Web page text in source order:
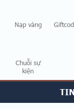
Nạp vàng
Chuỗi sự
kiện